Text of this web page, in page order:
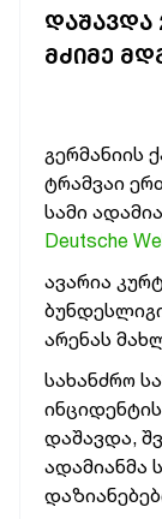
ᲓᲐᲨᲐᲕᲓᲐ
ᲛᲫᲘᲛᲔ
გერმანიის
ტრამვაი
სამი
Deutsche
ავარია
არენას
სახანძრო
დაშავდა,
ადამიანმა